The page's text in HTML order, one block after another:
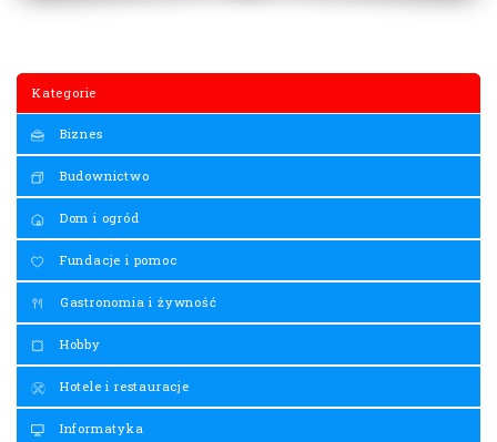
Kategorie
Biznes
Budownictwo
Dom i ogród
Fundacje i pomoc
Gastronomia i żywność
Hobby
Hotele i restauracje
Informatyka